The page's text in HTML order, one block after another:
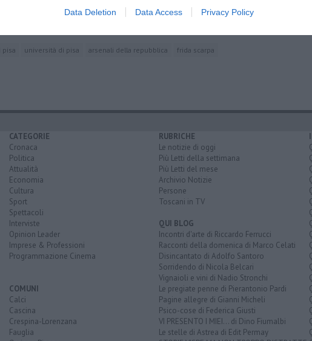
Data Deletion Data Access Privacy Policy
numero 680
pisa università di pisa arsenali della repubblica
frida scarpa
CATEGORIE
Cronaca
Politica
Attualità
Economia
Cultura
Sport
Spettacoli
Interviste
Opinion Leader
Imprese & Professioni
Programmazione Cinema
COMUNI
Calci
Cascina
Crespina-Lorenzana
Fauglia
RUBRICHE
Le notizie di oggi
Più Letti della settimana
Più Letti del mese
Archivio Notizie
Persone
Toscani in TV
QUI BLOG
Incontri d'arte di Riccardo Ferrucci
Racconti della domenica di Marco Celati
Disincantato di Adolfo Santoro
Sorridendo di Nicola Belcari
Vignaioli e vini di Nadio Stronchi
Le pregiate penne di Pierantonio Pardi
Pagine allegre di Gianni Micheli
Psico-cose di Federica Giusti
VI PRESENTO I MIEI... di Dino Fiumalbi
Le stelle di Astrea di Edit Permay